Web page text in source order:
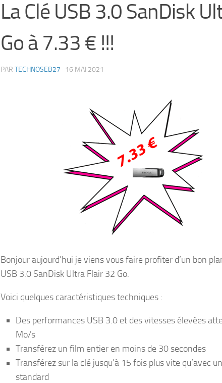
La Clé USB 3.0 SanDisk
Go à 7.33 € !!!
PAR TECHNOSEB27 · 16 MAI 2021
Bonjour aujourd’hui je viens vous faire profiter d’un bon
USB 3.0 SanDisk Ultra Flair 32 Go.
Voici quelques caractéristiques techniques :
Des performances USB 3.0 et des vitesses élevées
Mo/s
Transférez un film entier en moins de 30 secondes
Transférez sur la clé jusqu’à 15 fois plus vite qu’avec
standard